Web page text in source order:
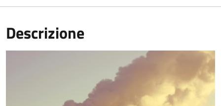
Descrizione